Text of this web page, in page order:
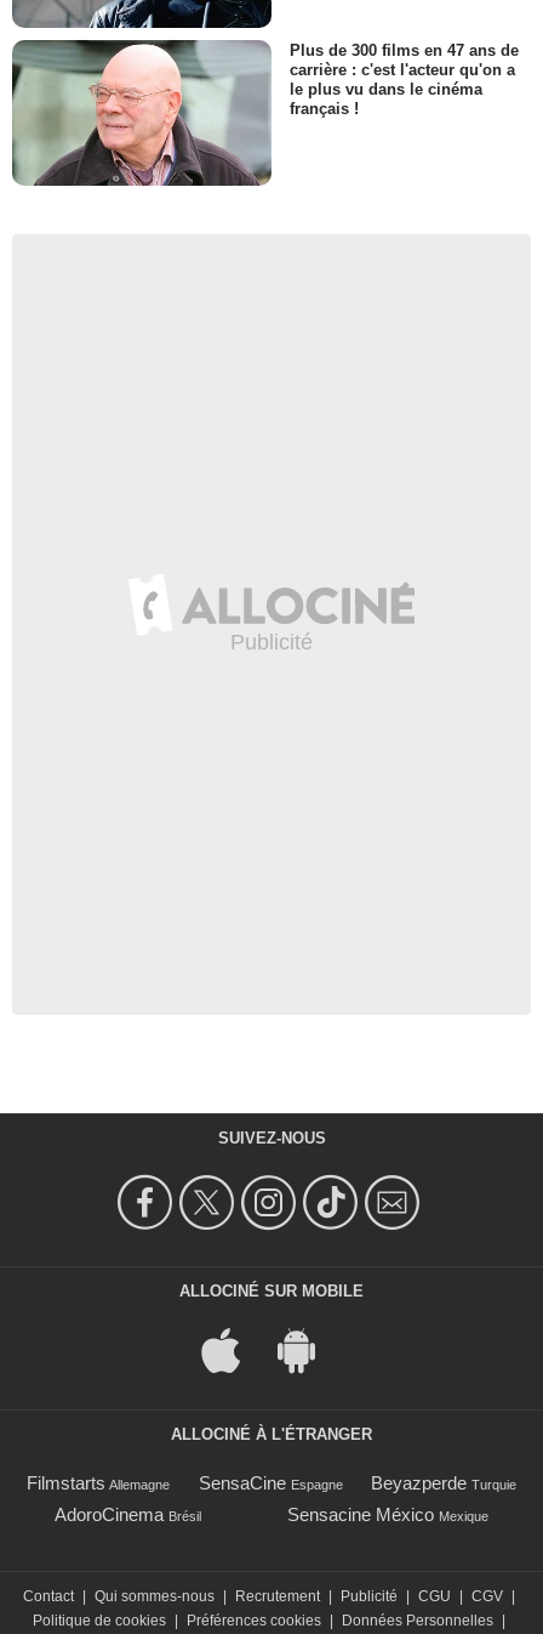
Plus de 300 films en 47 ans de
carrière : c'est l'acteur qu'on a
le plus vu dans le cinéma
français !
SUIVEZ-NOUS
ALLOCINÉ SUR MOBILE
ALLOCINÉ À L'ÉTRANGER
Filmstarts Allemagne SensaCine Espagne Beyazperde Turquie
AdoroCinema Brésil Sensacine México Mexique
Contact | Qui sommes-nous | Recrutement | Publicité | CGU | CGV |
Politique de cookies | Préférences cookies | Données Personnelles |